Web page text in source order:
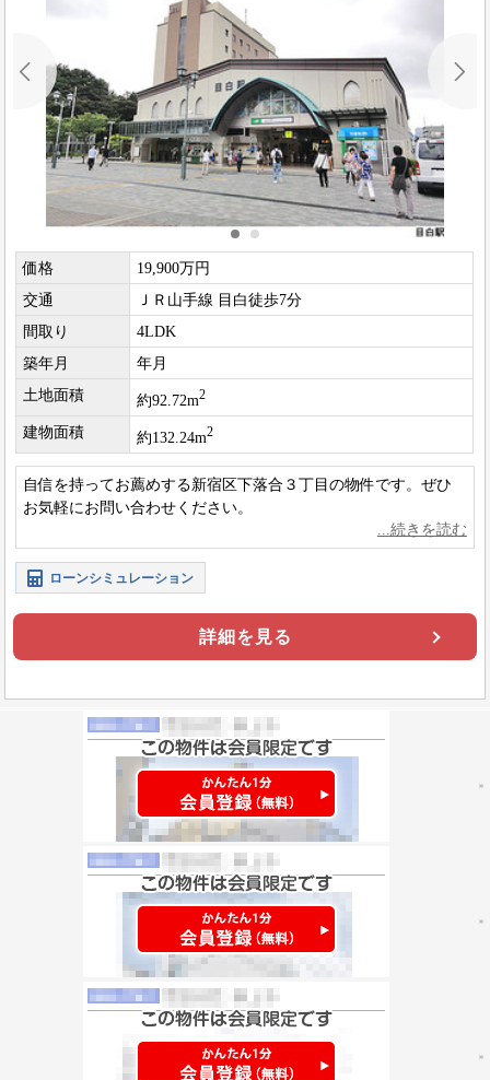
価格
19,900万円
交通
ＪＲ山手線 目白徒歩7分
間取り
4LDK
築年月
年月
土地面積
約92.72m2
建物面積 約132.24m2
自信を持ってお薦めする新宿区下落合３丁目の物件です。ぜひ
お気軽にお問い合わせください。
ローンシミュレーション
詳細を見る